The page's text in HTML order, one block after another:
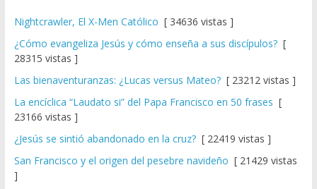
Nightcrawler, El X-Men Católico [ 34636 vistas ]
¿Cómo evangeliza Jesús y cómo enseña a sus discípulos?[
28315 vistas ]
Las bienaventuranzas: ¿Lucas versus Mateo?[ 23212 vistas ]
La encíclica “Laudato si” del Papa Francisco en 50 frases [
23166 vistas ]
¿Jesús se sintió abandonado en la cruz?[ 22419 vistas ]
San Francisco y el origen del pesebre navideño [ 21429 vistas
]